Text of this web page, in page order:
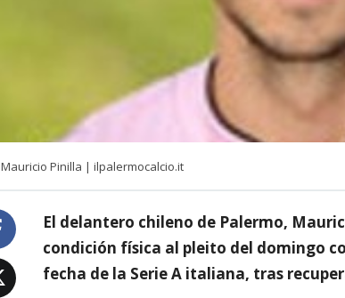
Mauricio Pinilla | ilpalermocalcio.it
El delantero chileno de Palermo,
condición física al pleito del domingo
fecha de la Serie A italiana, tras